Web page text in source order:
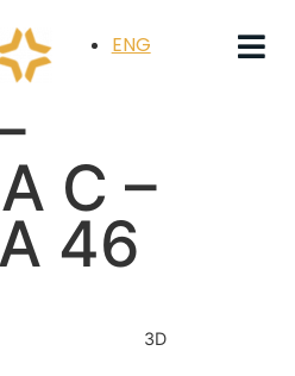
ENG
C –
46
3D